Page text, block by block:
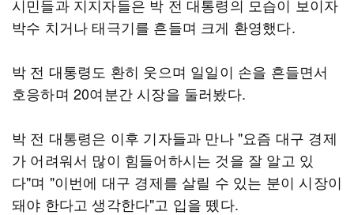
시민들과 지지자들은 박 전 대통령의 모습이 보이자
박수 치거나 태극기를 흔들며 크게 환영했다.
박 전 대통령도 환히 웃으며 일일이 손을 흔들면서
호응하며 20여분간 시장을 둘러봤다.
박 전 대통령은 이후 기자들과 만나 "요즘 대구 경제
가 어려워서 많이 힘들어하시는 것을 잘 알고 있
다"며 "이번에 대구 경제를 살릴 수 있는 분이 시장이
돼야 한다고 생각한다"고 입을 뗐다.